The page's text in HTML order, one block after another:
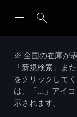
※ 全国の在庫が
「新規検索」ま
をクリックして
は、「…」アイコ
示されます。